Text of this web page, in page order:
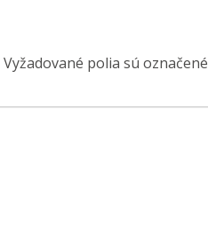
Vyžadované polia sú označené